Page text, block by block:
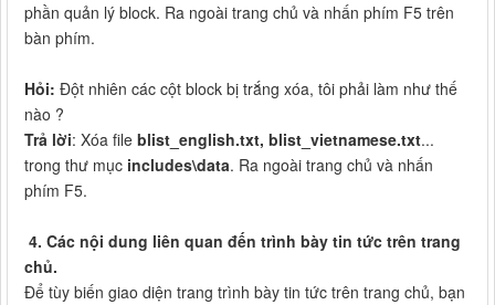
phần quản lý block. Ra ngoài trang chủ và nhấn phím F5 trên
bàn phím.
Hỏi: Đột nhiên các cột block bị trắng xóa, tôi phải làm như thế
nào ?
Trả lời: Xóa file blist_english.txt, blist_vietnamese.txt...
trong thư mục includes\data. Ra ngoài trang chủ và nhấn
phím F5.
4. Các nội dung liên quan đến trình bày tin tức trên trang
chủ.
Để tùy biến giao diện trang trình bày tin tức trên trang chủ, bạn